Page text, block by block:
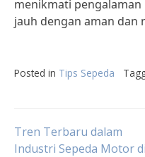
menikmati
jauh dengan aman dan
Posted in Tips Sepeda
Post
Tren Terbaru dalam
Industri Sepeda Motor di